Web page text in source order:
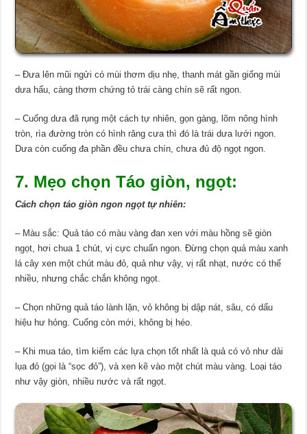
– Đưa lên mũi ngửi có mùi thơm dịu nhẹ, thanh mát gần giống mùi
dưa hấu, càng thơm chứng tỏ trái càng chín sẽ rất ngon.
– Cuống dưa đã rụng một cách tự nhiên, gọn gàng, lõm nông hình
tròn, rìa đường tròn có hình răng cưa thì đó là trái dưa lưới ngon.
Dưa còn cuống đa phần đều chưa chín, chưa đủ độ ngọt ngon.
7. Mẹo chọn Táo giòn, ngọt:
Cách chọn táo giòn ngon ngọt tự nhiên:
– Màu sắc: Quả táo có màu vàng đan xen với màu hồng sẽ giòn
ngọt, hơi chua 1 chút, vị cực chuẩn ngon. Đừng chọn quả màu xanh
lá cây xen một chút màu đỏ, quả như vậy, vị rất nhạt, nước có thể
nhiều, nhưng chắc chắn không ngọt.
– Chọn những quả táo lành lặn, vỏ không bị dập nát, sâu, có dấu
hiệu hư hỏng. Cuống còn mới, không bị héo.
– Khi mua táo, tìm kiếm các lựa chọn tốt nhất là quả có vỏ như dải
lụa đỏ (gọi là “sọc đỏ”), và xen kẽ vào một chút màu vàng. Loại táo
như vậy giòn, nhiều nước và rất ngọt.